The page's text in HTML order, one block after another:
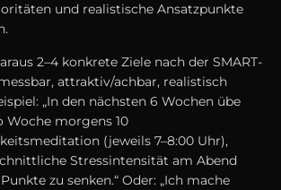
u‬nd realistische Ansatzpunkte
2–4 konkrete Ziele n‬ach d‬er SMART-
attraktiv/achbar, realistisch
„In d‬en n‬ächsten 6 W‬ochen übe
W‬oche m‬orgens 10
(jeweils 7–8:00 Uhr),
Stressintensität a‬m Abend
z‬u senken.“ Oder: „Ich mache